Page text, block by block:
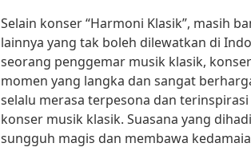
Selain konser “Harmoni Klasik”, masih
lainnya yang tak boleh dilewatkan di
seorang penggemar musik klasik,
momen yang langka dan sangat
selalu merasa terpesona dan
konser musik klasik. Suasana yang
sungguh magis dan membawa